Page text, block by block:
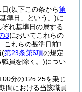
(以下この条から第
準日」という。)に
れ基準日の属する
3においてこれらの
これらの基準日前1
(第23条第6項の規定
員を除く。)につい
分の126.25を乗じ
間における当該職員